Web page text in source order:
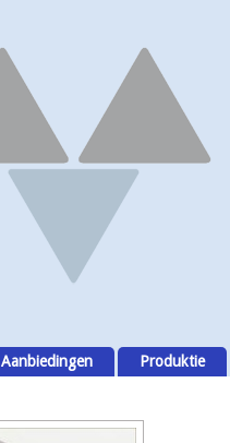
Aanbiedingen Produktie